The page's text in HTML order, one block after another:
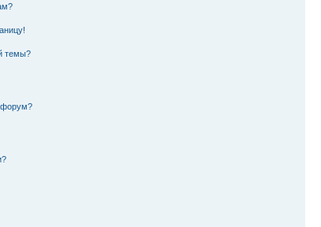
темы?
форум?